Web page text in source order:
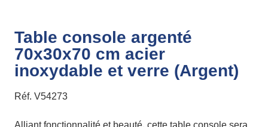
Table console argenté
70x30x70 cm acier
inoxydable et verre (Argent)
Réf. V54273
Alliant fonctionnalité et beauté, cette table console sera